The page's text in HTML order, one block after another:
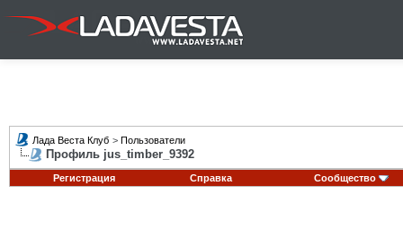
Лада Веста Клуб > Пользователи
Профиль jus_timber_9392
Регистрация Справка Сообщество